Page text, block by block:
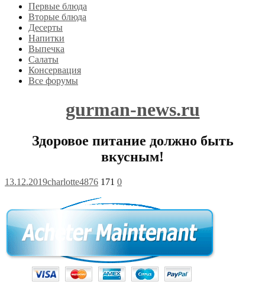
Первые блюда
Вторые блюда
Десерты
Напитки
Выпечка
Салаты
Консервация
Все форумы
gurman-news.ru
Здоровое питание должно быть
вкусным!
13.12.2019charlotte4876 171 0